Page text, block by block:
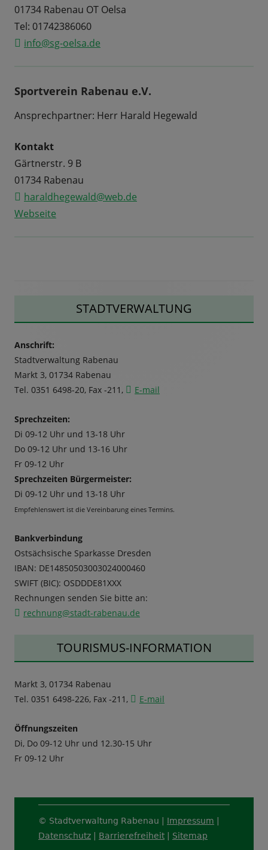
01734 Rabenau OT Oelsa
Tel: 01742386060
info@sg-oelsa.de
Sportverein Rabenau e.V.
Ansprechpartner: Herr Harald Hegewald
Kontakt
Gärtnerstr. 9 B
01734 Rabenau
haraldhegewald@web.de
Webseite
STADTVERWALTUNG
Anschrift:
Stadtverwaltung Rabenau
Markt 3, 01734 Rabenau
Tel. 0351 6498-20, Fax -211,
E-mail
Sprechzeiten:
Di 09-12 Uhr und 13-18 Uhr
Do 09-12 Uhr und 13-16 Uhr
Fr 09-12 Uhr
Sprechzeiten Bürgermeister:
Di 09-12 Uhr und 13-18 Uhr
Empfehlenswert ist die Vereinbarung eines Termins.
Bankverbindung
Ostsächsische Sparkasse Dresden
IBAN: DE14850503003024000460
SWIFT (BIC): OSDDDE81XXX
Rechnungen senden Sie bitte an:
rechnung@stadt-rabenau.de
TOURISMUS-INFORMATION
Markt 3, 01734 Rabenau
Tel. 0351 6498-226, Fax -211,
E-mail
Öffnungszeiten
Di, Do 09-12 Uhr und 12.30-15 Uhr
Fr 09-12 Uhr
Footer
Content
© Stadtverwaltung Rabenau | Impressum
Datenschutz
Barrierefreiheit Sitemap